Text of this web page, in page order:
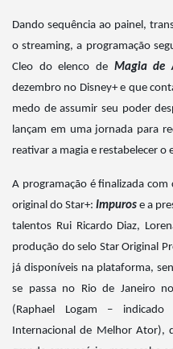
Dando sequência ao painel,
o streaming, a programação
Cleo do elenco de Magia de
dezembro no Disney+ e que
medo de assumir seu poder
lançam em uma jornada para
reativar a magia e restabelecer
A programação é finalizada
original do Star+: Impuros e a
talentos Rui Ricardo Diaz,
produção do selo Star Original
já disponíveis na plataforma,
se passa no Rio de Janeiro
(Raphael Logam –
Internacional de Melhor Ator),